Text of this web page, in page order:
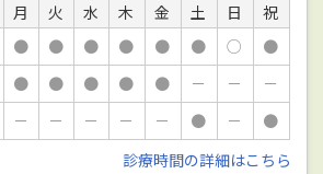
月 火 水 木 金 土 日
祝
● ● ● ● ● ● ○
●
● ● ● ● ● － －
－
－ － － － － ● －
●
診療時間の詳細はこちら